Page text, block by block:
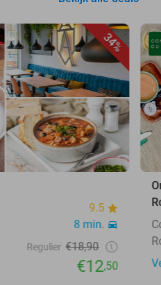
34%
9.5
8 min.
Regulier €18,90
€12,50